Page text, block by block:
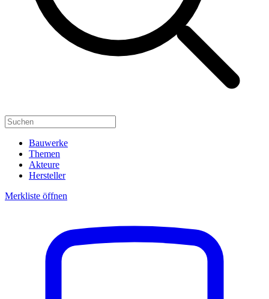
Bauwerke
Themen
Akteure
Hersteller
Merkliste öffnen